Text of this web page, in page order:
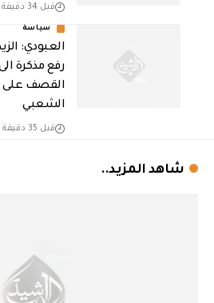
قبل 34 دقيقة
سياسة
العبودي:
رفع مذكرة
القصف على
الشعبي
قبل 35 دقيقة
شاهد المزيد..